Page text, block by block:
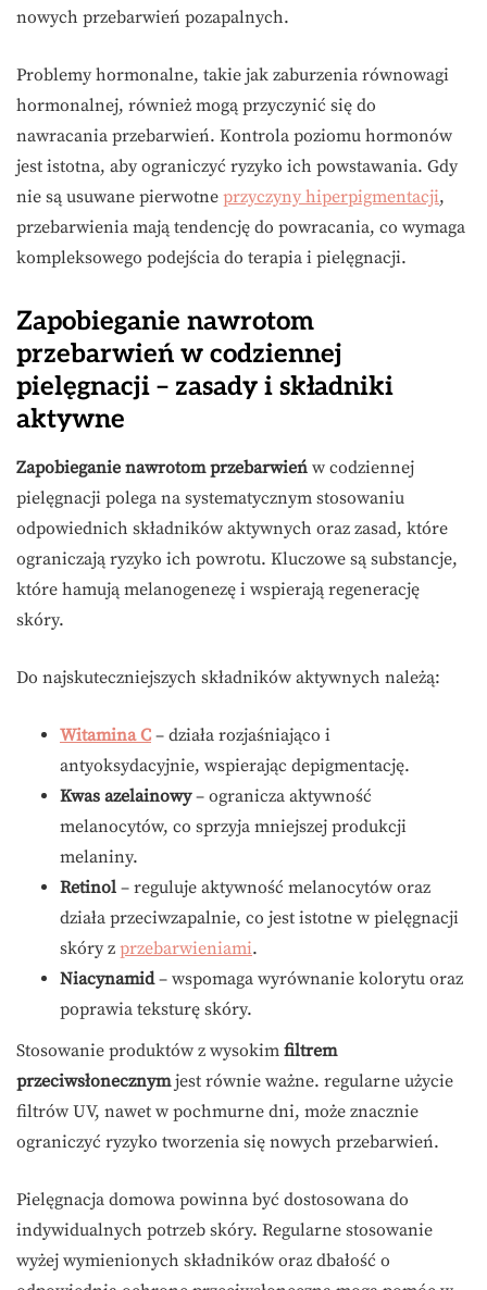
nowych przebarwień pozapalnych.
Problemy hormonalne, takie jak zaburzenia równowagi
hormonalnej, również mogą przyczynić się do
nawracania przebarwień. Kontrola poziomu hormonów
jest istotna, aby ograniczyć ryzyko ich powstawania. Gdy
nie są usuwane pierwotne przyczyny hiperpigmentacji,
przebarwienia mają tendencję do powracania, co wymaga
kompleksowego podejścia do terapia i pielęgnacji.
Zapobieganie nawrotom
przebarwień w codziennej
pielęgnacji – zasady i składniki
aktywne
Zapobieganie nawrotom przebarwień w codziennej
pielęgnacji polega na systematycznym stosowaniu
odpowiednich składników aktywnych oraz zasad, które
ograniczają ryzyko ich powrotu. Kluczowe są substancje,
które hamują melanogenezę i wspierają regenerację
skóry.
Do najskuteczniejszych składników aktywnych należą:
Witamina C – działa rozjaśniająco i
antyoksydacyjnie, wspierając depigmentację.
Kwas azelainowy– ogranicza aktywność
melanocytów, co sprzyja mniejszej produkcji
melaniny.
Retinol – reguluje aktywność melanocytów oraz
działa przeciwzapalnie, co jest istotne w pielęgnacji
skóry z przebarwieniami.
Niacynamid– wspomaga wyrównanie kolorytu oraz
poprawia teksturę skóry.
Stosowanie produktów z wysokim filtrem
przeciwsłonecznymjest równie ważne. regularne użycie
filtrów UV, nawet w pochmurne dni, może znacznie
ograniczyć ryzyko tworzenia się nowych przebarwień.
Pielęgnacja domowa powinna być dostosowana do
indywidualnych potrzeb skóry. Regularne stosowanie
wyżej wymienionych składników oraz dbałość o